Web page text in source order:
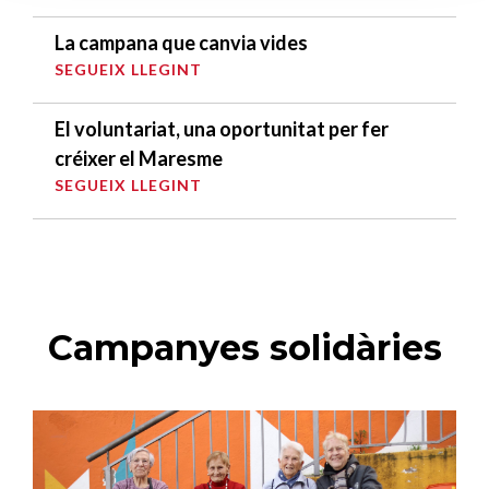
La campana que canvia vides
SEGUEIX LLEGINT
El voluntariat, una oportunitat per fer
créixer el Maresme
SEGUEIX LLEGINT
Campanyes solidàries